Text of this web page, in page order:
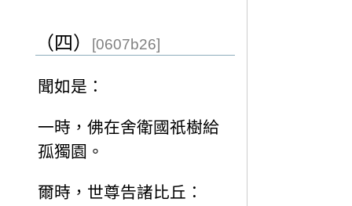
（四） [0607b26]
聞如是：
一時，佛在舍衛國祇樹給
孤獨園。
爾時，世尊告諸比丘：